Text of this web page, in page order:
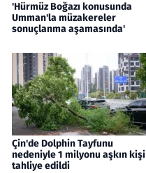
'Hürmüz Boğazı konusunda
Umman'la müzakereler
sonuçlanma aşamasında'
Çin'de Dolphin Tayfunu
nedeniyle 1 milyonu aşkın kişi
tahliye edildi